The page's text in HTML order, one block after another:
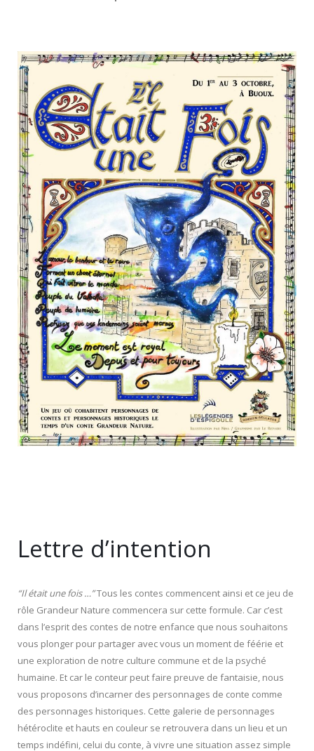
Lettre d’intention
“Il était une fois …”Tous les contes commencent ainsi et ce jeu de
rôle Grandeur Nature commencera sur cette formule. Car c’est
dans l’esprit des contes de notre enfance que nous souhaitons
vous plonger pour partager avec vous un moment de féérie et
une exploration de notre culture commune et de la psyché
humaine. Et car le conteur peut faire preuve de fantaisie, nous
vous proposons d’incarner des personnages de conte comme
des personnages historiques. Cette galerie de personnages
hétéroclite et hauts en couleur se retrouvera dans un lieu et un
temps indéfini, celui du conte, à vivre une situation assez simple